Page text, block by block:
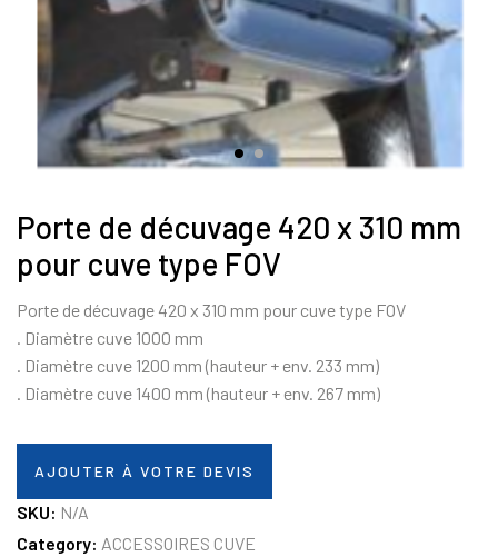
Porte de décuvage 420 x 310 mm
pour cuve type FOV
Porte de décuvage 420 x 310 mm pour cuve type FOV
. Diamètre cuve 1000 mm
. Diamètre cuve 1200 mm (hauteur + env. 233 mm)
. Diamètre cuve 1400 mm (hauteur + env. 267 mm)
AJOUTER À VOTRE DEVIS
SKU: N/A
Category: ACCESSOIRES CUVE